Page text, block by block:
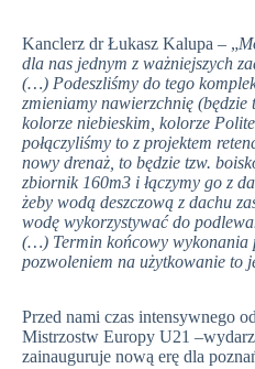
Kanclerz dr Łukasz Kalupa – „
dla nas jednym z ważniejszych
(…) Podeszliśmy do tego
zmieniamy nawierzchnię
kolorze niebieskim, kolorze
połączyliśmy to z projektem
nowy drenaż, to będzie tzw.
zbiornik 160m3 i łączymy go z
żeby wodą deszczową z dachu
wodę wykorzystywać do
(…) Termin końcowy wykonania
pozwoleniem na użytkowanie to
Przed nami czas intensywnego
Mistrzostw Europy U21
zainauguruje nową erę dla